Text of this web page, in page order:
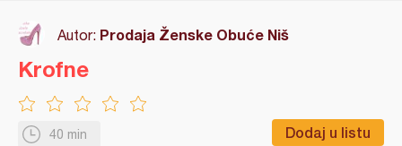
Autor: Prodaja Ženske Obuće Niš
40 min Dodaj u listu
Krofne